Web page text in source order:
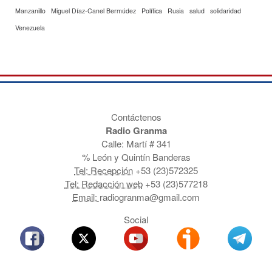
Manzanillo Miguel Díaz-Canel Bermúdez Política Rusia salud solidaridad
Venezuela
Contáctenos
Radio Granma
Calle: Martí # 341
% León y Quintín Banderas
Tel: Recepción +53 (23)572325
Tel: Redacción web+53 (23)577218
Email: radiogranma@gmail.com
Social